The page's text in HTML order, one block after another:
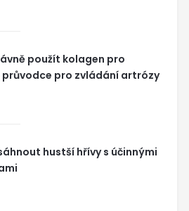
použít kolagen pro
průvodce pro zvládání artrózy
hustší hřívy s účinnými